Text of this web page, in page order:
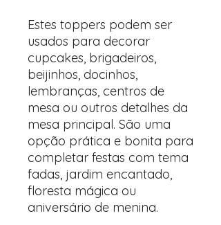
Estes toppers podem ser
usados para decorar
cupcakes, brigadeiros,
beijinhos, docinhos,
lembranças, centros de
mesa ou outros detalhes da
mesa principal. São uma
opção prática e bonita para
completar festas com tema
fadas, jardim encantado,
floresta mágica ou
aniversário de menina.